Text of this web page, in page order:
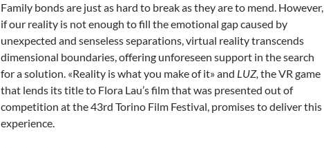
Family bonds are just as hard to break as they are to mend. However,
if our reality is not enough to fill the emotional gap caused by
unexpected and senseless separations, virtual reality transcends
dimensional boundaries, offering unforeseen support in the search
for a solution. «Reality is what you make of it» and LUZ, the VR game
that lends its title to Flora Lau’s film that was presented out of
competition at the 43rd Torino Film Festival, promises to deliver this
experience.